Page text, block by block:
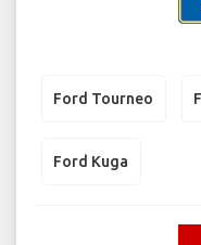
Ford Tourneo
Ford Kuga